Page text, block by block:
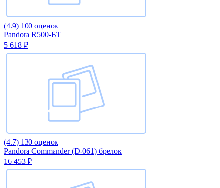
(4.9) 100 оценок
Pandora R500-BT
5 618 ₽
(4.7) 130 оценок
Pandora Commander (D-061) брелок
16 453 ₽